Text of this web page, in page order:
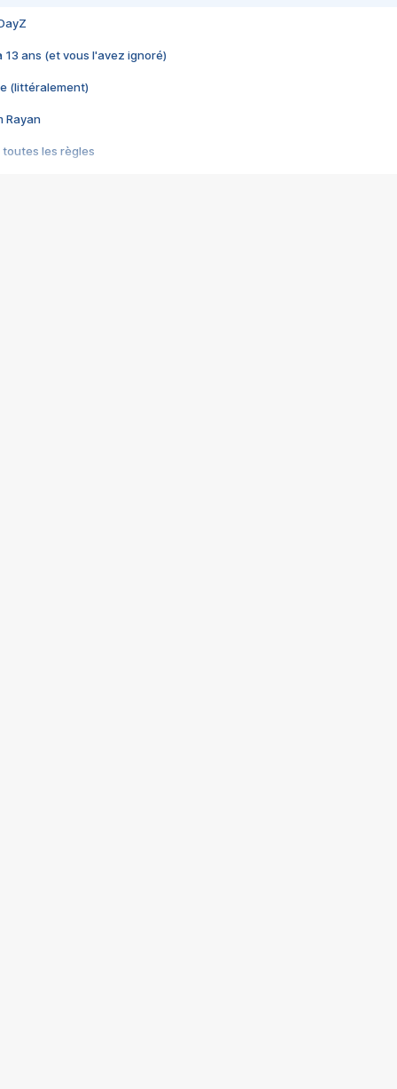
13 ans (et vous l'avez ignoré)
(littéralement)
Rayan
toutes les règles